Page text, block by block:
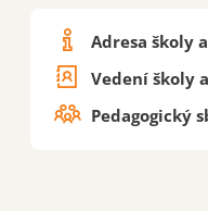
Adresa školy
Vedení školy
Pedagogický